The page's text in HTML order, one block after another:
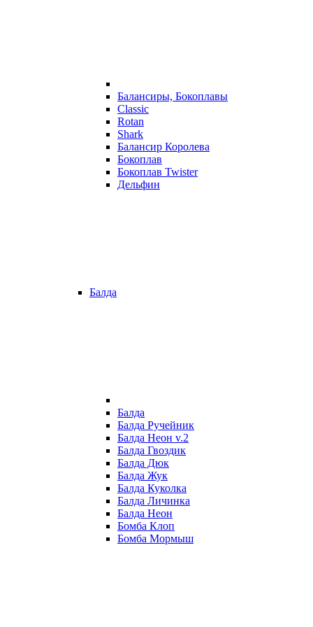
Балансиры, Бокоплавы
Classic
Rotan
Shark
Балансир Королева
Бокоплав
Бокоплав Twister
Дельфин
Балда
Балда
Балда Ручейник
Балда Неон v.2
Балда Гвоздик
Балда Дюк
Балда Жук
Балда Куколка
Балда Личинка
Балда Неон
Бомба Клоп
Бомба Мормыш